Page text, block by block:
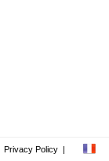
Privacy Policy |